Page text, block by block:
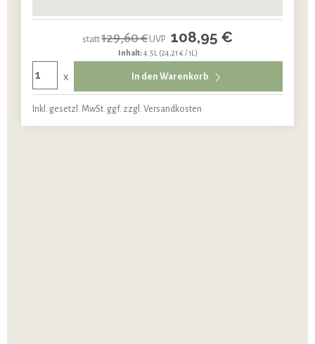
statt129,60 €UVP 108,95 €
Inhalt:4.5L (24,21 € / 1L)
x In den Warenkorb
Inkl. gesetzl. MwSt. ggf. zzgl. Versandkosten